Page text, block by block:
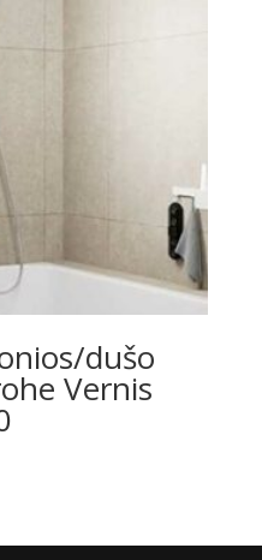
dušo
Vernis